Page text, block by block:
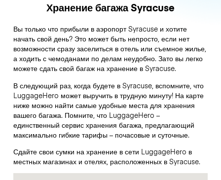
Хранение багажа Syracuse
Вы только что прибыли в аэропорт Syracuse и хотите
начать свой день? Это может быть непросто, если нет
возможности сразу заселиться в отель или съемное жилье,
а ходить с чемоданами по делам неудобно. Зато вы легко
можете сдать свой багаж на хранение в Syracuse.
В следующий раз, когда будете в Syracuse, вспомните, что
LuggageHero может выручить в трудную минуту! На карте
ниже можно найти самые удобные места для хранения
вашего багажа. Помните, что LuggageHero –
единственный сервис хранения багажа, предлагающий
максимально гибкие тарифы – почасовые и суточные.
Сдайте свои сумки на хранение в сети LuggageHero в
местных магазинах и отелях, расположенных в Syracuse.